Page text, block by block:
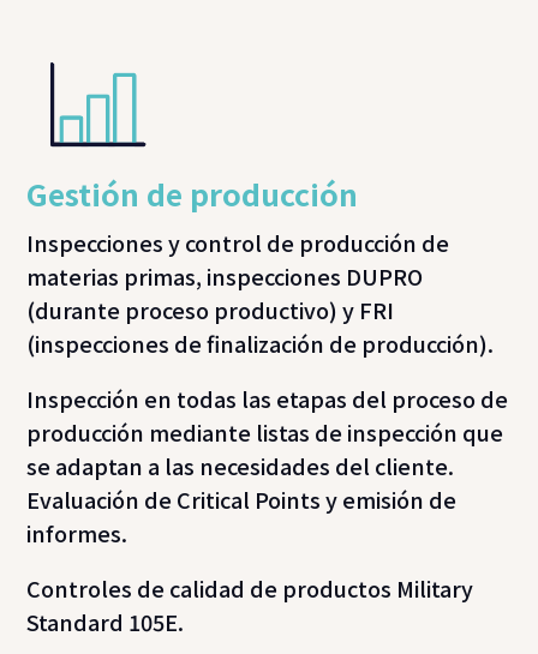
Gestión de producción
Inspecciones y control de producción de
materias primas, inspecciones DUPRO
(durante proceso productivo) y FRI
(inspecciones de finalización de producción).
Inspección en todas las etapas del proceso de
producción mediante listas de inspección que
se adaptan a las necesidades del cliente.
Evaluación de Critical Points y emisión de
informes.
Controles de calidad de productos Military
Standard 105E.